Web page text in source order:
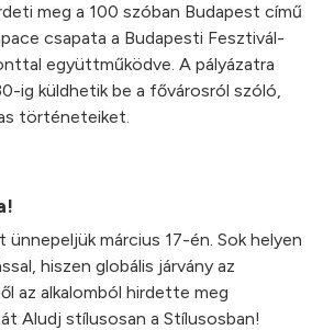
meg a 100 szóban Budapest című
csapata a Budapesti Fesztivál-
együttműködve. A pályázatra
ig küldhetik be a fővárosról szóló,
történeteiket.
ünnepeljük március 17-én. Sok helyen
hiszen globális járvány az
az alkalomból hirdette meg
Aludj stílusosan a Stílusosban!